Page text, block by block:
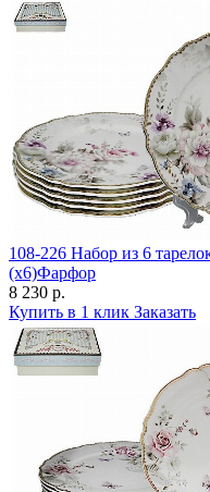
108-226 Набор из 6
(х6)Фарфор
8 230 р.
Купить в 1 клик Заказать